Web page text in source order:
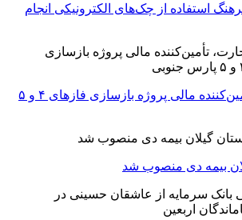
استفاده از چک‌های الکترونیکی انجام
بانک تجارت، تأمین‌کننده مالی پروژه بازسازی فازهای ۴ و ۵
بیمه دی منصوب شد